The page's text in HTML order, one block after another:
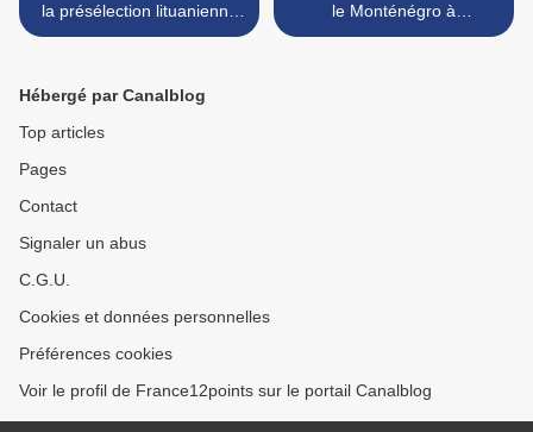
la présélection lituanienne
dévoilée
le Monténégro à
l'Eurovision 2017 avec l titre
Hébergé par Canalblog
Top articles
Pages
Contact
Signaler un abus
C.G.U.
Cookies et données personnelles
Préférences cookies
Voir le profil de France12points sur le portail Canalblog